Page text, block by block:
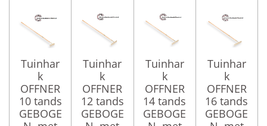
Tuinhar
k
OFFNER
10 tands
GEBOGE
Tuinhar
k
OFFNER
12 tands
GEBOGE
Tuinhar
k
OFFNER
14 tands
GEBOGE
Tuinhar
k
OFFNER
16 tands
GEBOGE